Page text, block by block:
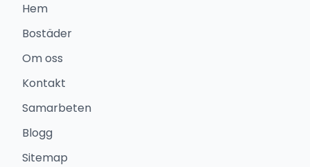
Hem
Bostäder
Om oss
Kontakt
Samarbeten
Blogg
Sitemap